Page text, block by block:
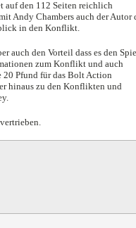
auf den 112 Seiten reichlich
Andy Chambers auch der Autor
in den Konflikt.
auch den Vorteil dass es den
zum Konflikt und auch
20 Pfund für das Bolt Action
hinaus zu den Konflikten und
vertrieben.